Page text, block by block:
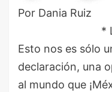
Por Dania Ruiz
*
Esto nos es sólo
declaración, una
al mundo que